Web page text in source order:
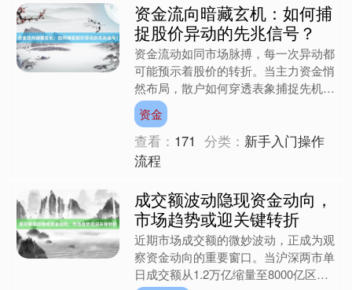
资金流向暗藏玄机：如何捕
捉股价异动的先兆信号？
资金流动如同市场脉搏，每一次异动都
可能预示着股价的转折。当主力资金悄
然布局，散户如何穿透表象捕捉先机？
资金流向分析并非简单的数字游戏，而
是需要结合市场情绪、板块....
资金
查看： 171 分类： 新手入门操作
流程
成交额波动隐现资金动向，
市场趋势或迎关键转折
近期市场成交额的微妙波动，正成为观
察资金动向的重要窗口。当沪深两市单
日成交额从1.2万亿缩量至8000亿区间